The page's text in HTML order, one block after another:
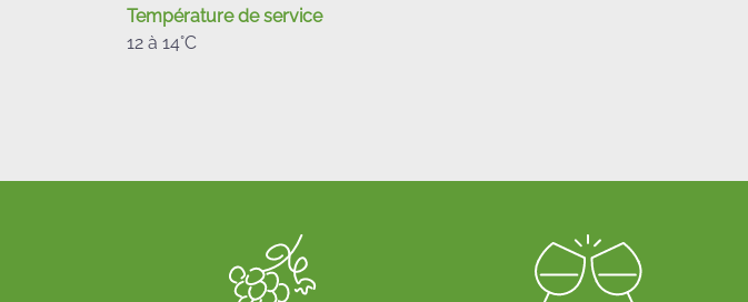
Température de service
12 à 14°C